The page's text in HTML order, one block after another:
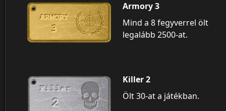
Armory 3
Mind a 8 fegyverrel ölt
legalább 2500-at.
Killer 2
Ölt 30-at a játékban.